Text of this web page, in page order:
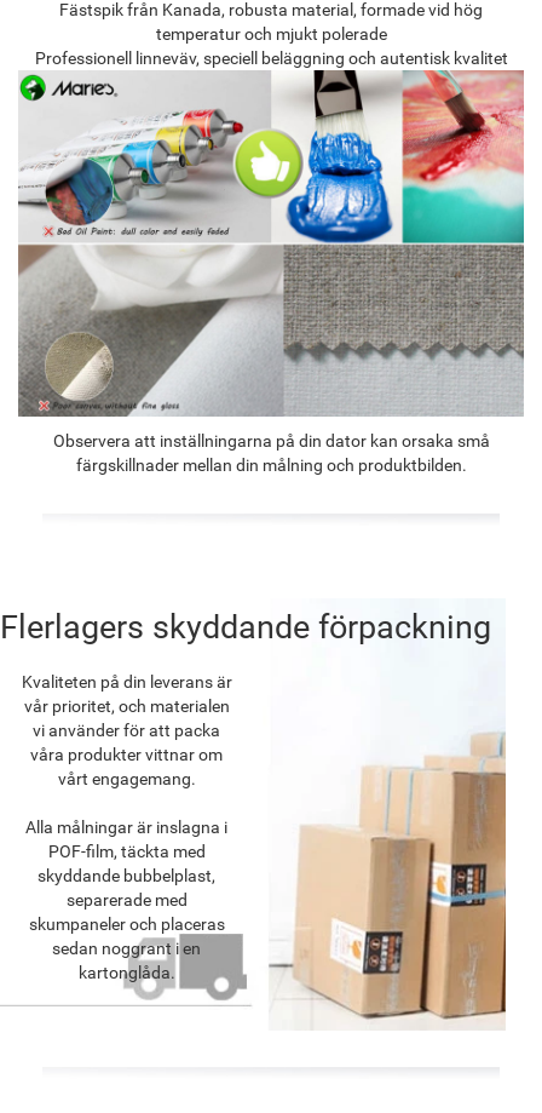
Fästspik från Kanada, robusta material, formade vid hög
temperatur och mjukt polerade
Professionell linneväv, speciell beläggning och autentisk kvalitet
Observera att inställningarna på din dator kan orsaka små
färgskillnader mellan din målning och produktbilden.
Flerlagers skyddande förpackning
Kvaliteten på din leverans är
vår prioritet, och materialen
vi använder för att packa
våra produkter vittnar om
vårt engagemang.
Alla målningar är inslagna i
POF-film, täckta med
skyddande bubbelplast,
separerade med
skumpaneler och placeras
sedan noggrant i en
kartonglåda.